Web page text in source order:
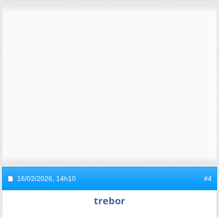
16/02/2026, 14h10 #4
trebor